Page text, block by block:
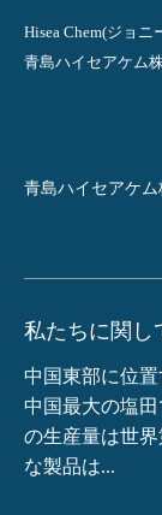
Hisea Chem(ジョニ
青島ハイセアケム
青島ハイセアケム
私たちに関し
中国東部に位置
中国最大の塩
の生産量は世
な製品は...